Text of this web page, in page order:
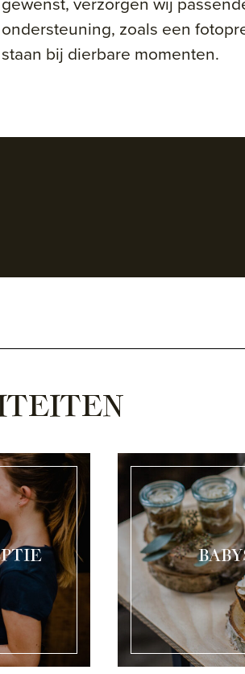
ondersteuning, zoals een
staan bij dierbare momenten.